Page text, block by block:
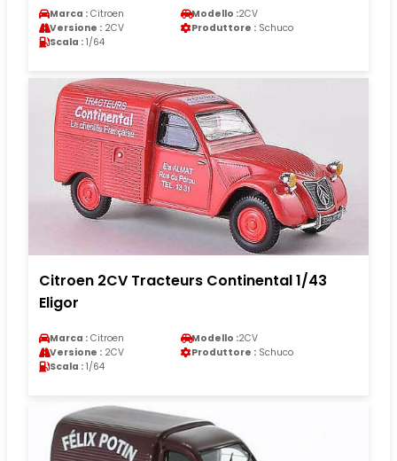
Marca : Citroen Modello :2CV
Versione : 2CV Produttore : Schuco
Scala : 1/64
Citroen 2CV Tracteurs Continental 1/43
Eligor
Marca : Citroen Modello :2CV
Versione : 2CV Produttore : Schuco
Scala : 1/64